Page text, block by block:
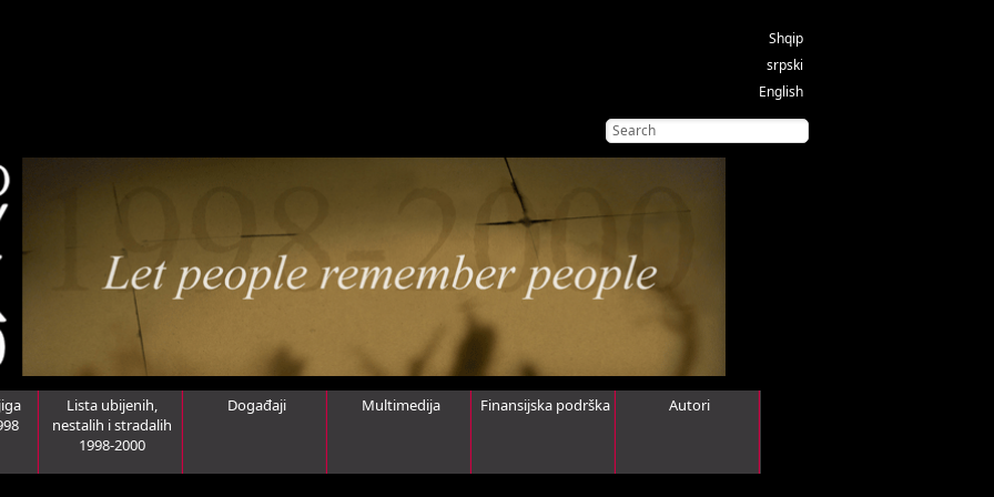
Shqip
srpski
English
Lista ubijenih,
nestalih i stradalih
1998-2000
Događaji Multimedija Finansijska podrška Autori